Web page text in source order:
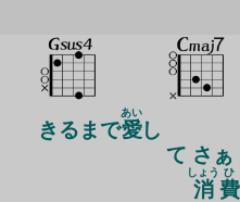
きるまで愛
あい
し
て さぁ
消
しょう
費
ひ